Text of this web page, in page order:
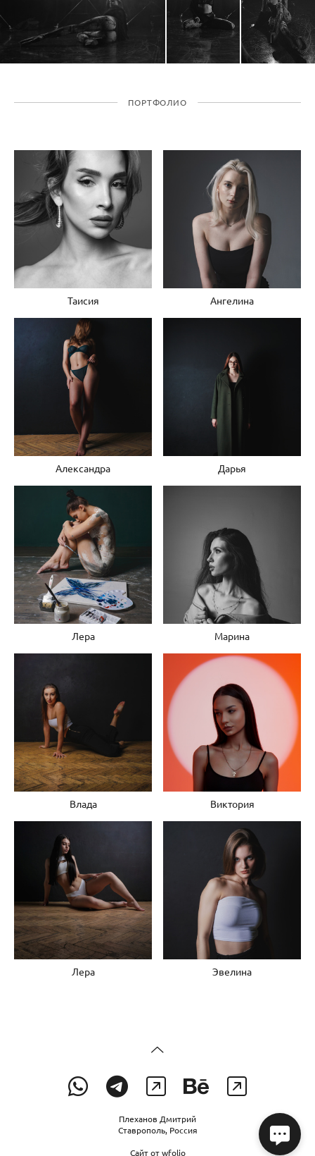
ПОРТФОЛИО
Таисия Ангелина
Александра Дарья
Лера Марина
Влада Виктория
Лера Эвелина
Плеханов Дмитрий
Ставрополь, Россия
Сайт отwfolio